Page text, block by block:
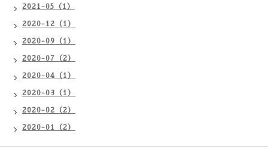
2021-05（1）
2020-12（1）
2020-09（1）
2020-07（2）
2020-04（1）
2020-03（1）
2020-02（2）
2020-01（2）